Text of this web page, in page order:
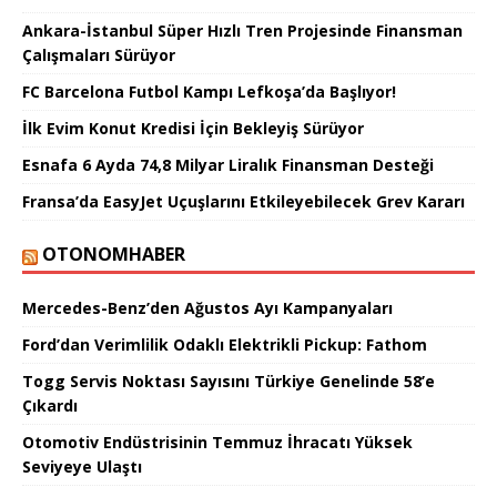
Ankara-İstanbul Süper Hızlı Tren Projesinde Finansman
Çalışmaları Sürüyor
FC Barcelona Futbol Kampı Lefkoşa’da Başlıyor!
İlk Evim Konut Kredisi İçin Bekleyiş Sürüyor
Esnafa 6 Ayda 74,8 Milyar Liralık Finansman Desteği
Fransa’da EasyJet Uçuşlarını Etkileyebilecek Grev Kararı
OTONOMHABER
Mercedes-Benz’den Ağustos Ayı Kampanyaları
Ford’dan Verimlilik Odaklı Elektrikli Pickup: Fathom
Togg Servis Noktası Sayısını Türkiye Genelinde 58’e
Çıkardı
Otomotiv Endüstrisinin Temmuz İhracatı Yüksek
Seviyeye Ulaştı